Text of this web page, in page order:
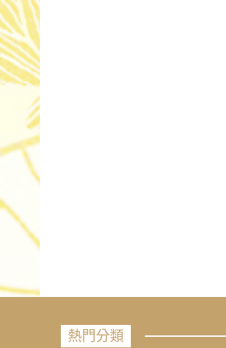
熱門分類